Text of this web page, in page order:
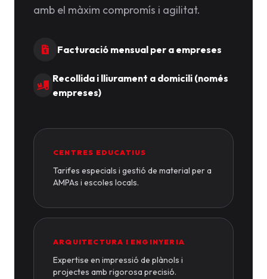
amb el màxim compromís i agilitat.
Facturació mensual per a empreses
Recollida i lliurament a domicili (només
empreses)
CENTRES EDUCATIUS
Tarifes especials i gestió de material per a
AMPAs i escoles locals.
ARQUITECTURA I ENGINYERIA
Expertise en impressió de plànols i
projectes amb rigorosa precisió.